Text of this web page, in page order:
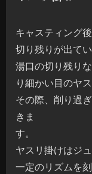
キャスティング
切り残りが出てい
湯口の切り残り
り細かい目のヤ
その際、削り過
きま
ヤスリ掛けはジ
一定のリズムを